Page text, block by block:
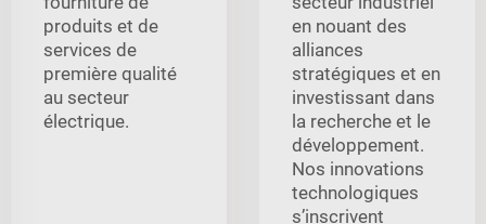
produits et de
services de
première qualité
au secteur
électrique.
en nouant des
alliances
stratégiques et en
investissant dans
la recherche et le
développement.
Nos innovations
technologiques
s’inscrivent